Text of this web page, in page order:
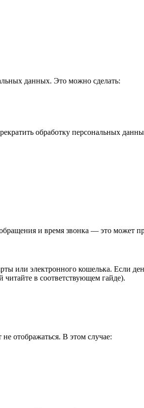
данных. Это можно сделать:
обработку персональных
и время звонка — это может
или электронного кошелька. Если
читайте в соответствующем гайде).
отображаться. В этом случае: